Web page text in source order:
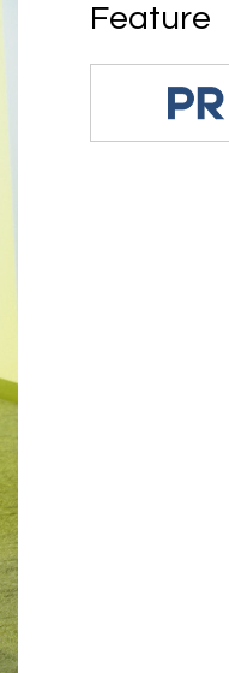
Feature